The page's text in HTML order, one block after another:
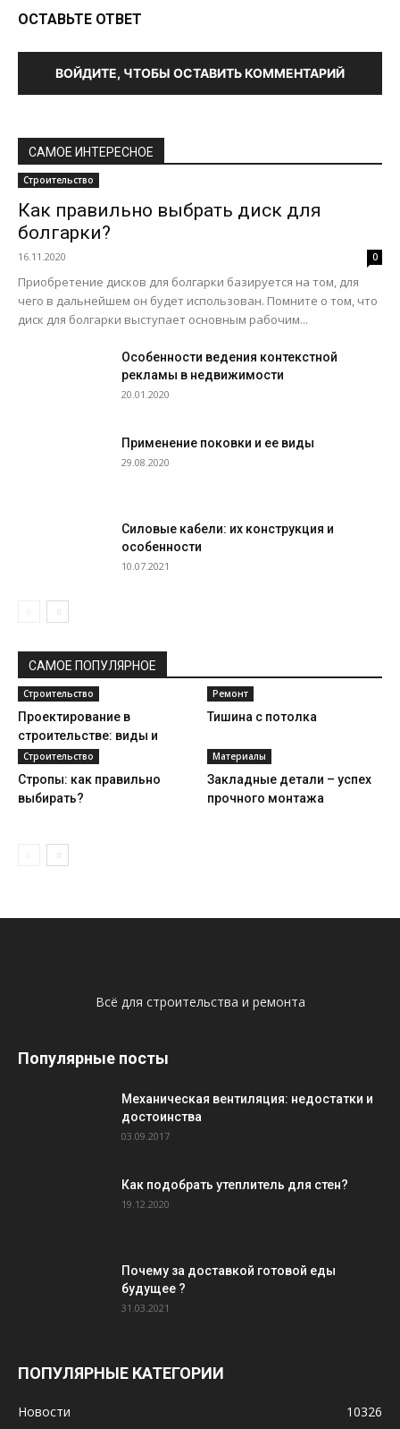
ОСТАВЬТЕ ОТВЕТ
ВОЙДИТЕ, ЧТОБЫ ОСТАВИТЬ КОММЕНТАРИЙ
САМОЕ ИНТЕРЕСНОЕ
Строительство
Как правильно выбрать диск для
болгарки?
16.11.2020 0
Приобретение дисков для болгарки базируется на том, для
чего в дальнейшем он будет использован. Помните о том, что
диск для болгарки выступает основным рабочим...
Особенности ведения контекстной
рекламы в недвижимости
20.01.2020
Применение поковки и ее виды
29.08.2020
Силовые кабели: их конструкция и
особенности
10.07.2021
САМОЕ ПОПУЛЯРНОЕ
Строительство
Проектирование в
строительстве: виды и
этапы
Ремонт
Тишина с потолка
Строительство
Стропы: как правильно
выбирать?
Материалы
Закладные детали – успех
прочного монтажа
Всё для строительства и ремонта
Популярные посты
Механическая вентиляция: недостатки и
достоинства
03.09.2017
Как подобрать утеплитель для стен?
19.12.2020
Почему за доставкой готовой еды
будущее ?
31.03.2021
ПОПУЛЯРНЫЕ КАТЕГОРИИ
Новости 10326